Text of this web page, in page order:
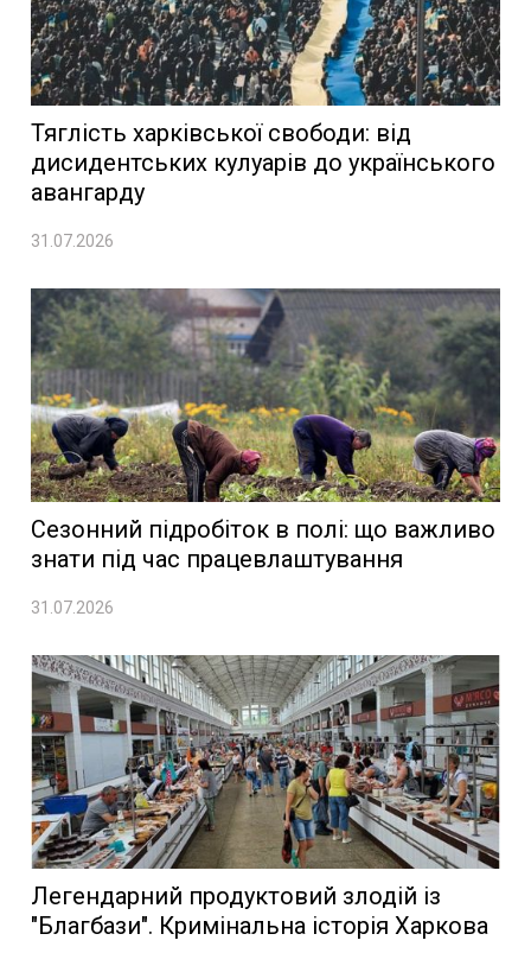
Тяглість харківської свободи: від
дисидентських кулуарів до українського
авангарду
31.07.2026
Сезонний підробіток в полі: що важливо
знати під час працевлаштування
31.07.2026
Легендарний продуктовий злодій із
"Благбази". Кримінальна історія Харкова